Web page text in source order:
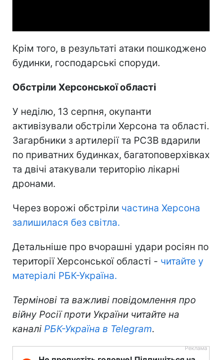
Крім того, в результаті атаки пошкоджено
будинки, господарські споруди.
Обстріли Херсонської області
У неділю, 13 серпня, окупанти
активізували обстріли Херсона та області.
Загарбники з артилерії та РСЗВ вдарили
по приватних будинках, багатоповерхівках
та двічі атакували територію лікарні
дронами.
Через ворожі обстріли частина Херсона
залишилася без світла.
Детальніше про вчорашні удари росіян по
території Херсонської області - читайте у
матеріалі РБК-Україна.
Термінові та важливі повідомлення про
війну Росії проти України читайте на
каналі РБК-Україна в Telegram.